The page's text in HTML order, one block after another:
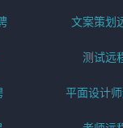
文案策划
测试远
平面设计